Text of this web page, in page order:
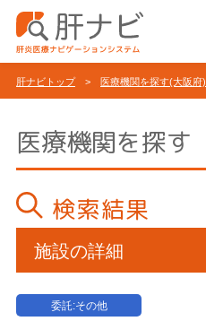
肝ナビトップ> 医療機関を探す(大阪府)
医療機関を探す
検索結果
施設の詳細
委託:その他